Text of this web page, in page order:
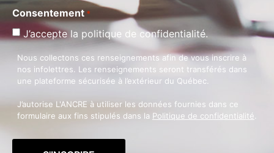
Consentement *
J’accepte la politique de confidentialité.
Nous collectons ces renseignements afin de vous inscrire à
nos infolettres. Les renseignements seront transférés dans
une plateforme sécurisée à l’extérieur du Québec.
J’autorise L'ANCRE à utiliser les données fournies dans ce
formulaire aux fins stipulés dans la Politique de confidentialité